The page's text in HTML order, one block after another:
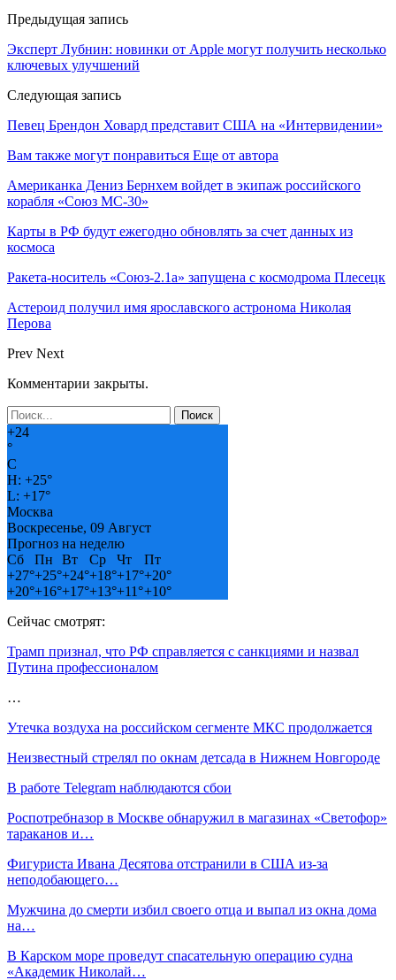
Предыдущая запись
Эксперт Лубнин: новинки от Apple могут получить несколько
ключевых улучшений
Следующая запись
Певец Брендон Ховард представит США на «Интервидении»
Вам также могут понравиться Еще от автора
Американка Дениз Бернхем войдет в экипаж российского
корабля «Союз МС-30»
Карты в РФ будут ежегодно обновлять за счет данных из
космоса
Ракета-носитель «Союз-2.1а» запущена с космодрома Плесецк
Астероид получил имя ярославского астронома Николая
Перова
Prev Next
Комментарии закрыты.
+24
°
C
H: +25°
L: +17°
Москва
Воскресенье, 09 Август
Прогноз на неделю
Сб
Пн Вт Ср Чт
Пт
+27°+25°+24°+18°+17°+20°
+20°+16°+17°+13°+11°+10°
Сейчас смотрят:
Трамп признал, что РФ справляется с санкциями и назвал
Путина профессионалом
…
Утечка воздуха на российском сегменте МКС продолжается
Неизвестный стрелял по окнам детсада в Нижнем Новгороде
В работе Telegram наблюдаются сбои
Роспотребназор в Москве обнаружил в магазинах «Светофор»
тараканов и…
Фигуриста Ивана Десятова отстранили в США из-за
неподобающего…
Мужчина до смерти избил своего отца и выпал из окна дома
на…
В Карском море проведут спасательную операцию судна
«Академик Николай…